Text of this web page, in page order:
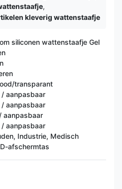
,
kleverig wattenstaafje
siliconen wattenstaafje Gel
transparant
/ aanpasbaar
/ aanpasbaar
aanpasbaar
/ aanpasbaar
Industrie, Medisch
afschermtas